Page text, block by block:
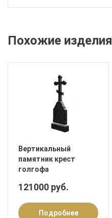
Похожие изделия
Вертикальный
памятник крест
голгофа
121000 руб.
Подробнее